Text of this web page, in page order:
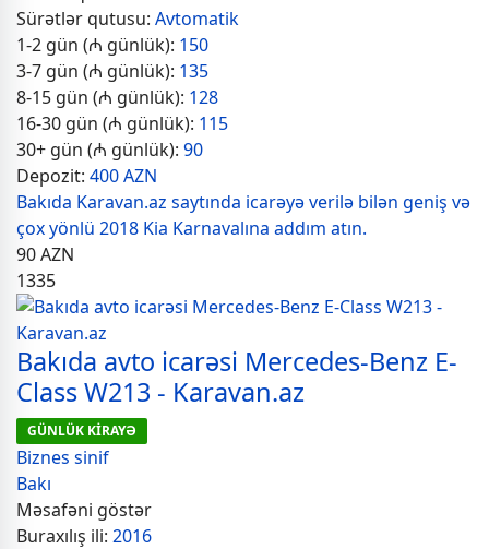
Sürətlər qutusu: Avtomatik
1-2 gün (₼ günlük): 150
3-7 gün (₼ günlük): 135
8-15 gün (₼ günlük): 128
16-30 gün (₼ günlük): 115
30+ gün (₼ günlük): 90
Depozit: 400 AZN
Bakıda Karavan.az saytında icarəyə verilə bilən geniş və
çox yönlü 2018 Kia Karnavalına addım atın.
90AZN
1335
Bakıda avto icarəsi Mercedes-Benz E-
Class W213 - Karavan.az
GÜNLÜK KİRAYƏ
Biznes sinif
Bakı
Məsafəni göstər
Buraxılış ili: 2016